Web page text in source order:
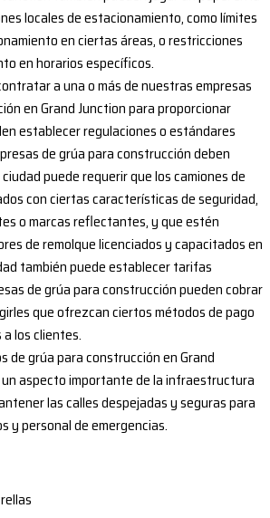
locales de estacionamiento, como límites
en ciertas áreas, o restricciones
en horarios específicos.
a una o más de nuestras empresas
en Grand Junction para proporcionar
establecer regulaciones o estándares
de grúa para construcción deben
puede requerir que los camiones de
con ciertas características de seguridad,
o marcas reflectantes, y que estén
de remolque licenciados y capacitados en
también puede establecer tarifas
de grúa para construcción pueden cobrar
que ofrezcan ciertos métodos de pago
los clientes.
de grúa para construcción en Grand
un aspecto importante de la infraestructura
las calles despejadas y seguras para
y personal de emergencias.